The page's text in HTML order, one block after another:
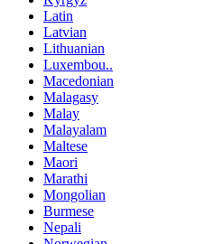
Latin
Latvian
Lithuanian
Luxembou..
Macedonian
Malagasy
Malay
Malayalam
Maltese
Maori
Marathi
Mongolian
Burmese
Nepali